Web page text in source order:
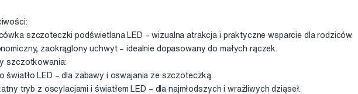
szczoteczki podświetlana LED – wizualna atrakcja i praktyczne wsparcie dla rodziców.
zaokrąglony uchwyt – idealnie dopasowany do małych rączek.
szczotkowania:
światło LED – dla zabawy i oswajania ze szczoteczką.
tryb z oscylacjami i światłem LED – dla najmłodszych i wrażliwych dziąseł.